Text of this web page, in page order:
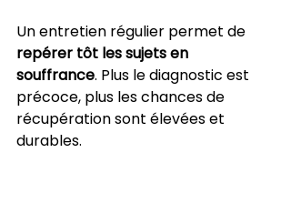
Un entretien régulier permet de
repérer tôt les sujets en
souffrance. Plus le diagnostic est
précoce, plus les chances de
récupération sont élevées et
durables.